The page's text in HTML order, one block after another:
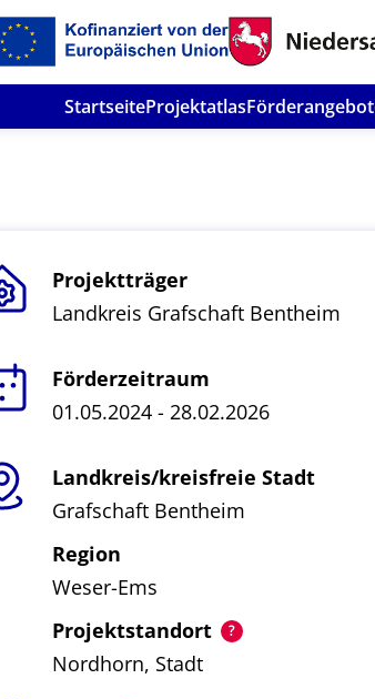
StartseiteProjektatlas
Projektträger
Landkreis Grafschaft Bentheim
Förderzeitraum
01.05.2024 - 28.02.2026
Landkreis/kreisfreie Stadt
Grafschaft Bentheim
Region
Weser-Ems
Projektstandort
Nordhorn, Stadt